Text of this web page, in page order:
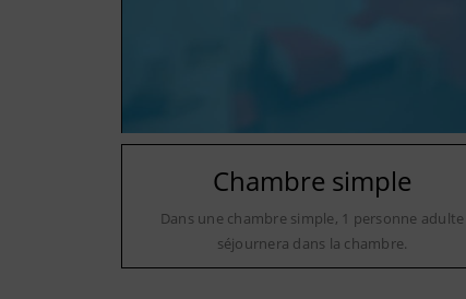
Chambre simple
Dans une chambre simple, 1 personne adulte
séjournera dans la chambre.